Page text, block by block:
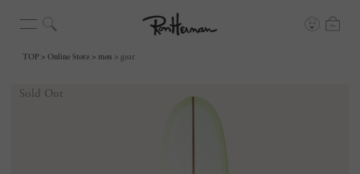
TOP Online Store men gear
Sold Out